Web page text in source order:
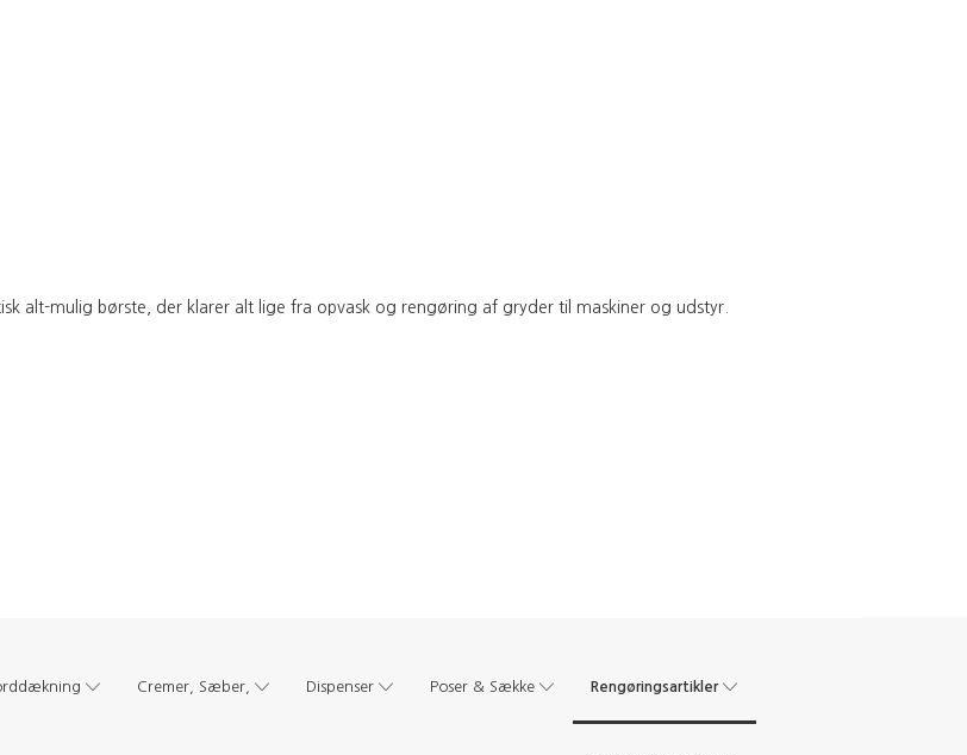
alt-mulig børste, der klarer alt lige fra opvask og rengøring af gryder til maskiner og udstyr.
Cremer, Sæber, Dispenser Poser & Sække Rengøringsartikler